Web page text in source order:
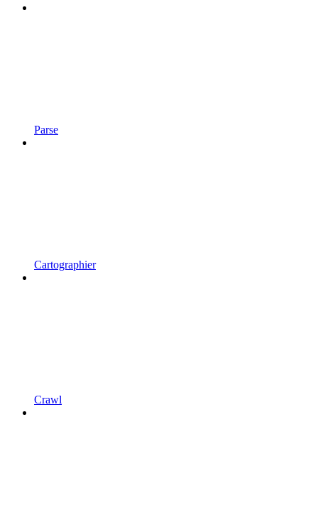
Parse
Cartographier
Crawl